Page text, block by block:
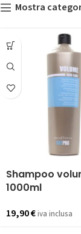
Mostra
Shampoo
1000ml
19,90€iva inclusa